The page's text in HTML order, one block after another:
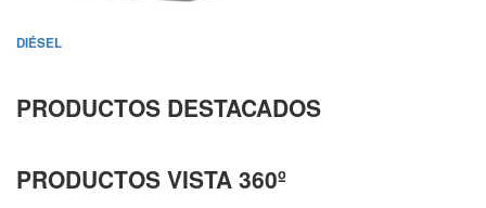
DIÉSEL
PRODUCTOS DESTACADOS
PRODUCTOS VISTA 360º